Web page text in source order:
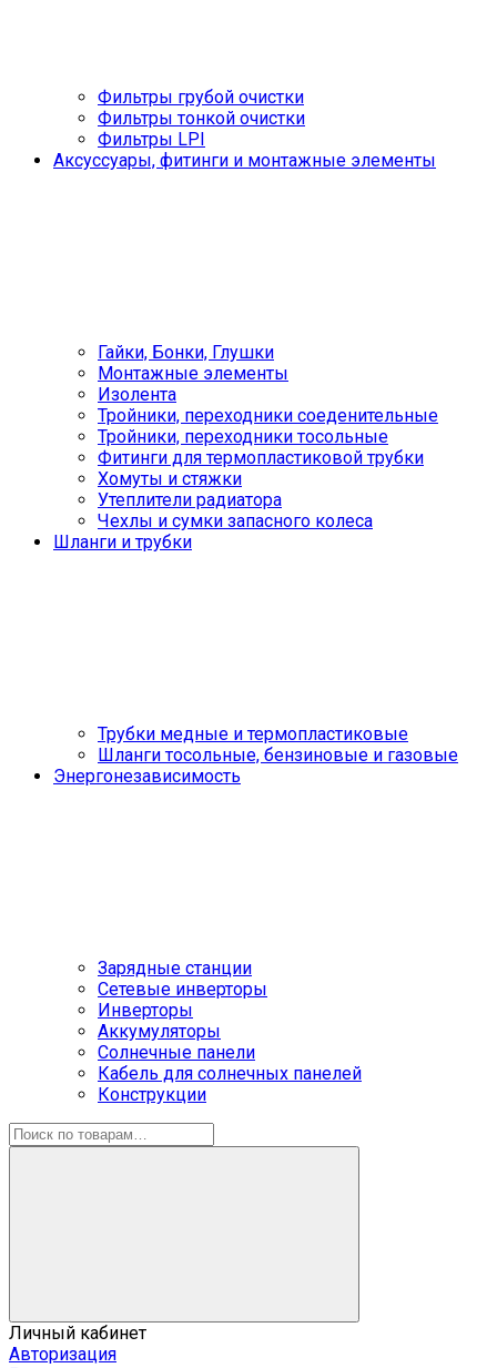
Фильтры грубой очистки
Фильтры тонкой очистки
Фильтры LPI
Аксуссуары, фитинги и монтажные элементы
Гайки, Бонки, Глушки
Монтажные элементы
Изолента
Тройники, переходники соеденительные
Тройники, переходники тосольные
Фитинги для термопластиковой трубки
Хомуты и стяжки
Утеплители радиатора
Чехлы и сумки запасного колеса
Шланги и трубки
Трубки медные и термопластиковые
Шланги тосольные, бензиновые и газовые
Энергонезависимость
Зарядные станции
Сетевые инверторы
Инверторы
Аккумуляторы
Солнечные панели
Кабель для солнечных панелей
Конструкции
Личный кабинет
Авторизация